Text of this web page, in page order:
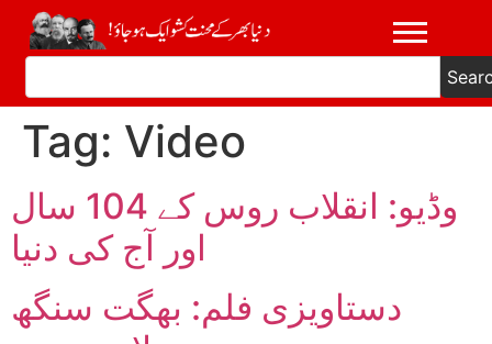
Tag: Video
وڈیو: انقلاب روس کے 104 سال
اور آج کی دنیا
دستاویزی فلم: بھگت سنگھ